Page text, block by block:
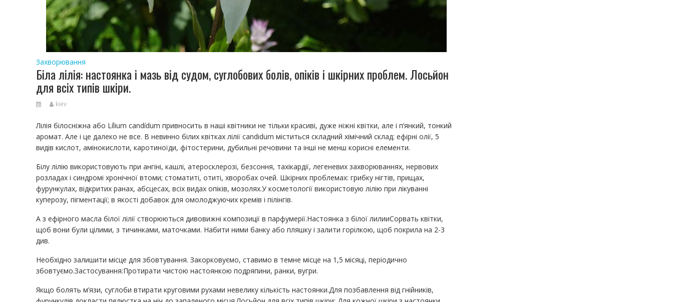
Захворювання
Біла лілія: настоянка і мазь від судом, суглобових болів, опіків і шкірних проблем. Лосьйон
для всіх типів шкіри.
kiev
Лілія білосніжна або Lílium candídum привносить в наші квітники не тільки красиві, дуже ніжні квітки, але і п’янкий, тонкий
аромат. Але і це далеко не все. В невинно білих квітках лілії candidum міститься складний хімічний склад: ефірні олії, 5
видів кислот, амінокислоти, каротиноїди, фітостерини, дубильні речовини та інші не менш корисні елементи.
Білу лілію використовують при ангіні, кашлі, атеросклерозі, безсоння, тахікардії, легеневих захворюваннях, нервових
розладах і синдромі хронічної втоми; стоматиті, отиті, хворобах очей. Шкірних проблемах: грибку нігтів, прищах,
фурункулах, відкритих ранах, абсцесах, всіх видах опіків, мозолях.У косметології використовую лілію при лікуванні
куперозу, пігментації; в якості добавок для омолоджуючих кремів і пілінгів.
А з ефірного масла білої лілії створюються дивовижні композиції в парфумерії.Настоянка з білої лилииСорвать квітки,
щоб вони були цілими, з тичинками, маточками. Набити ними банку або пляшку і залити горілкою, щоб покрила на 2-3
див.
Необхідно залишити місце для збовтування. Закорковуємо, ставимо в темне місце на 1,5 місяці, періодично
збовтуємо.Застосування:Протирати чистою настоянкою подряпини, ранки, вугри.
Якщо болять м’язи, суглоби втирати круговими рухами невелику кількість настоянки.Для позбавлення від гнійників,